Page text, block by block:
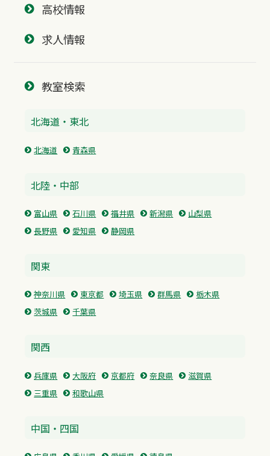
高校情報
求人情報
教室検索
北海道・東北
北海道 青森県
北陸・中部
富山県 石川県 福井県 新潟県
山梨県
長野県
愛知県 静岡県
関東
神奈川県 東京都 埼玉県 群馬県
栃木県
茨城県
千葉県
関西
兵庫県 大阪府 京都府 奈良県
滋賀県
三重県
和歌山県
中国・四国